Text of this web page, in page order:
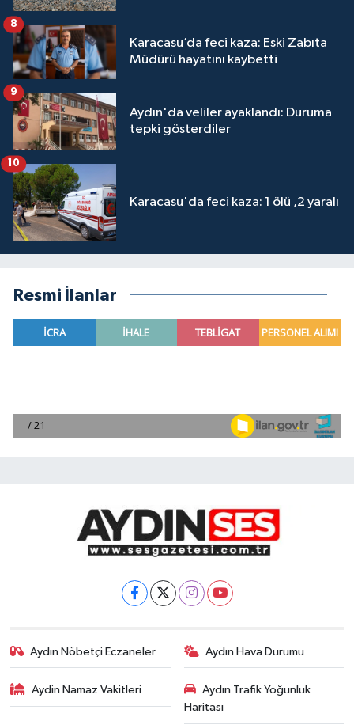
Karacasu’da feci kaza: Eski Zabıta
Müdürü hayatını kaybetti
8
Aydın'da veliler ayaklandı: Duruma
tepki gösterdiler
9
Karacasu'da feci kaza: 1 ölü ,2 yaralı
10
Resmi İlanlar
Aydın Nöbetçi Eczaneler Aydın Hava Durumu
Aydin Namaz Vakitleri
Aydın Trafik Yoğunluk
Haritası